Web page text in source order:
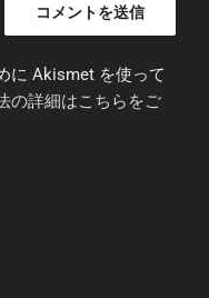
に Akismet を使って
の詳細はこちらをご